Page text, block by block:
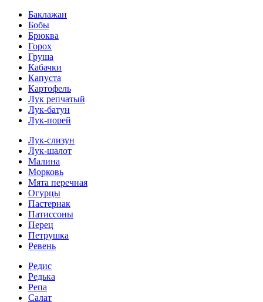
Баклажан
Бобы
Брюква
Горох
Груша
Кабачки
Капуста
Картофель
Лук репчатый
Лук-батун
Лук-порей
Лук-слизун
Лук-шалот
Малина
Морковь
Мята перечная
Огурцы
Пастернак
Патиссоны
Перец
Петрушка
Ревень
Редис
Редька
Репа
Салат